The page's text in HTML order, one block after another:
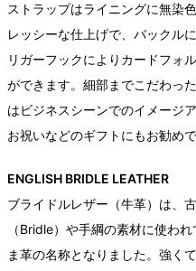
ストラップはライニングに無染
レッシーな仕上げで、バックル
リガーフックによりカードフォ
ができます。細部までこだわっ
はビジネスシーンでのイメージ
お祝いなどのギフトにもお勧めで
ENGLISH BRIDLE LEATHER
ブライドルレザー（牛革）は、
（Bridle）や手綱の素材に使わ
ま革の名称となりました。強く